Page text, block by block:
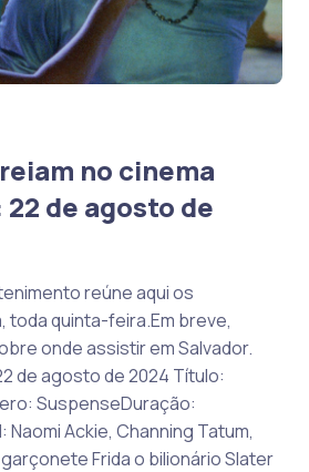
no cinema
de agosto de
reúne aqui os
toda quinta-feira.Em breve,
onde assistir em Salvador.
de agosto de 2024 Título:
SuspenseDuração:
Naomi Ackie, Channing Tatum,
Frida o bilionário Slater